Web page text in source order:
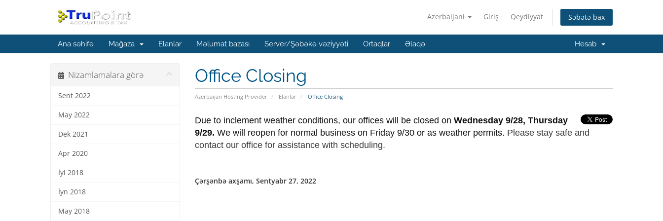
Azerbaijani Giriş Qeydiyyat Səbətə bax
Ana səhifə Mağaza Elanlar Məlumat bazası Server/Şəbəkə vəziyyəti Ortaqlar Əlaqə Hesab
Office Closing
Azerbaijan Hosting Provider Elanlar Office Closing
Nizamlamalara görə
Sent 2022
May 2022
Dek 2021
Apr 2020
İyl 2018
İyn 2018
May 2018
Due to inclement weather conditions, our offices will be closed on Wednesday 9/28, Thursday
9/29. We will reopen for normal business on Friday 9/30 or as weather permits. Please stay safe and
contact our office for assistance with scheduling.
Çərşənbə axşamı, Sentyabr 27, 2022